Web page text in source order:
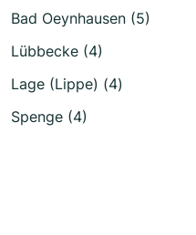
Bad Oeynhausen (5)
Lübbecke (4)
Lage (Lippe) (4)
Spenge (4)